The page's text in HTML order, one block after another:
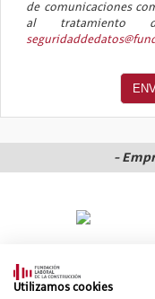
de comunicaciones
al
-
Utilizamos cookies